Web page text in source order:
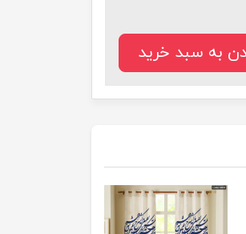
به سبد خرید